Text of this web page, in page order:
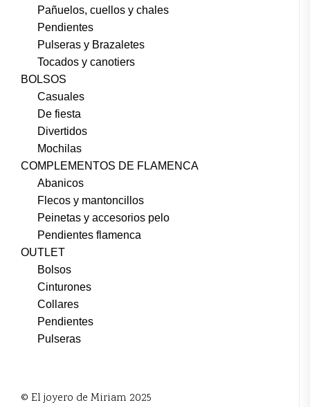
Pañuelos, cuellos y chales
Pendientes
Pulseras y Brazaletes
Tocados y canotiers
BOLSOS
Casuales
De fiesta
Divertidos
Mochilas
COMPLEMENTOS DE FLAMENCA
Abanicos
Flecos y mantoncillos
Peinetas y accesorios pelo
Pendientes flamenca
OUTLET
Bolsos
Cinturones
Collares
Pendientes
Pulseras
© El joyero de Miriam 2025